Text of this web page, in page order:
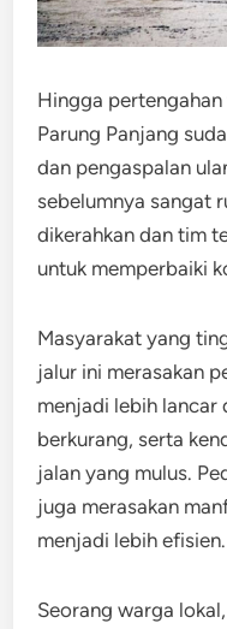
Hingga
Parung Panjang
dan pengaspalan
sebelumnya sangat
dikerahkan dan tim
untuk memperbaiki
Masyarakat yang
jalur ini merasakan
menjadi lebih lancar
berkurang, serta
jalan yang mulus.
juga merasakan
menjadi lebih efisien.
Seorang warga